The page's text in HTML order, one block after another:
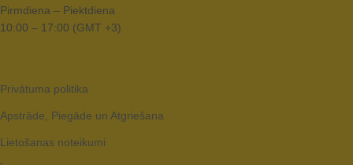
Pirmdiena – Piektdiena
10:00 – 17:00 (GMT +3)
Privātuma politika
Apstrāde, Piegāde un Atgriešana
Lietošanas noteikumi